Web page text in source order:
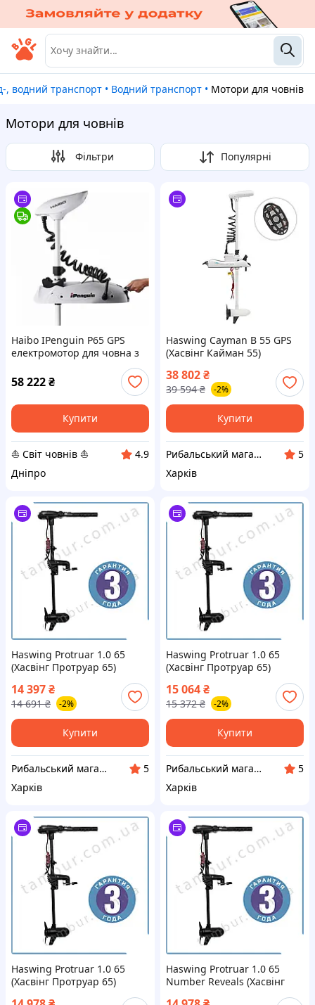
, водний транспорт • Водний транспорт • Мотори для човнів
Мотори для човнів
Фільтри Популярні
Haibo IPenguin P65 GPS
електромотор для човна з
функцією якоря Хайбо П65
58 222₴
Купити
⛵ Світ човнів ⛵
4.9
Дніпро
Haswing Cayman B 55 GPS
(Хасвінг Кайман 55)
човновий електромотор,
дейдвуд 152 см, білий (HE-
50736-152_W)
38 802₴
39 594 ₴ -2%
Купити
Рибальський магазин - Тамбур
5
Харків
Haswing Protruar 1.0 65
(Хасвінг Протруар 65)
(50744-90_B)
14 397₴
14 691 ₴ -2%
Купити
Рибальський магазин - Тамбур
5
Харків
Haswing Protruar 1.0 65
(Хасвінг Протруар 65)
електромотор дейдвуд 66
см
15 064₴
15 372 ₴ -2%
Купити
Рибальський магазин - Тамбур
5
Харків
Haswing Protruar 1.0 65
(Хасвінг Протруар 65)
Haswing Protruar 1.0 65
Number Reveals (Хасвінг